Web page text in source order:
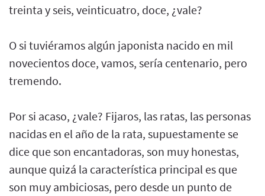
treinta y seis, veinticuatro, doce, ¿vale?
O si tuviéramos algún japonista nacido en mil
novecientos doce, vamos, sería centenario, pero
tremendo.
Por si acaso, ¿vale? Fijaros, las ratas, las personas
nacidas en el año de la rata, supuestamente se
dice que son encantadoras, son muy honestas,
aunque quizá la característica principal es que
son muy ambiciosas, pero desde un punto de